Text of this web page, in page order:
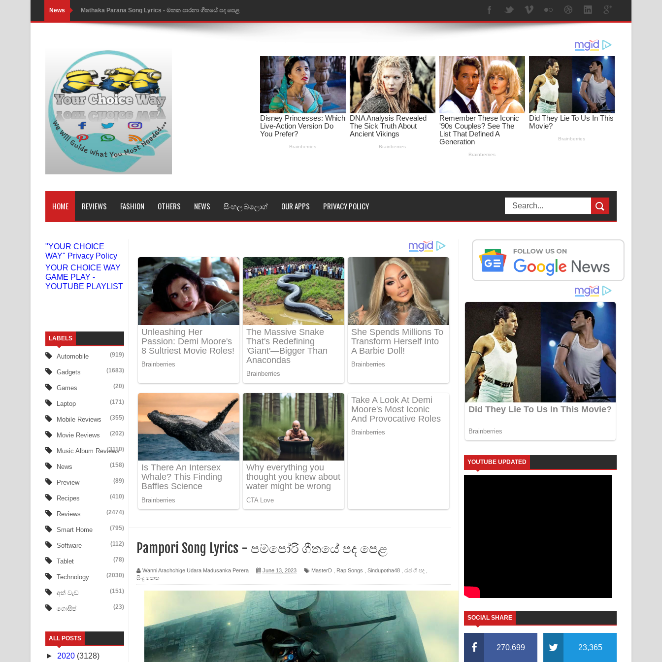
News Nimnadhen Song Lyrics - නිම්නාදෙන් ගීතයේ පද පෙළ
Obamai Mage Adare Song Lyrics - ඔබමයි මගේ ආදරේ ගීතයේ පද පෙළ
Pansal Gihin Song Lyrics - පන්සල් ගිහිං ගීතයේ පද පෙළ
Ankeliya Song Lyrics - අංකෙළිය ගීතයේ පද පෙළ
DEAR GOD Song Lyrics - ඩියර් ගෝඩ් ගීතයේ පද පෙළ
MANAMALA KATHA Song Lyrics - මනමාල කතා ගීතයේ පද පෙළ
Dai Dai Lyrics - Shakira, Burna Boy | 2026 football world cup song lyrics
Lassana Amma Song Lyrics - ලස්සන අම්මා ගීතයේ පද පෙළ
Gemak Deela Song Lyrics - ගේමක් දීලා ගීතයේ පද පෙළ
Doni Song Lyrics - දෝණි ගීතයේ පද පෙළ
Benthara Palame Song Lyrics - බෙන්තර පාලමේ ගීතයේ පද පෙළ
Sanda Babalena Song Lyrics - සඳ බැබලෙන ගීතයේ පද පෙළ
Adare Wadi Nisa Song Lyrics - ආදරේ වැඩි නිසා ගීතයේ පද පෙළ
UNUHUMA Song Lyrics - උණුහුම ගීතයේ පද පෙළ
Katakara Song Lyrics - කටකාර ගීතයේ පද පෙළ
Tharu Yaye Dilena Song Lyrics - තරු යායේ දිලෙනා ගීතයේ පද පෙළ
Ow Man Sosa Song Lyrics - ඔව් මං සෝසා ගීතයේ පද පෙළ
Heavy Weight Song Lyrics
Aye Lanweela Song Lyrics - ආයේ ලංවීලා ගීතයේ පද පෙළ
Ala purannata Song Lyrics - ආල පුරන්නට ගීතයේ පද පෙළ
FEVER DREAM Lyrics - Alex Warren
BTS : Hooligan Lyrics
Apa Hamuwee Song Lyrics - අප හමුවී ගීතයේ පද පෙළ
PATHINIYE Song Lyrics - පතිනියනේ ගීතයේ පද පෙළ
Sorry Sir Song Lyrics - සොරි සර් ගීතයේ පද පෙළ
Mathaka Aluthin Liyanna Song Lyrics - මතක අලුතින් ලියන්න ගීතයේ පද පෙළ
Sandak Awith Song Lyrics - සඳක් ඇවිත් ගීතයේ පද පෙළ
Swetha Sande Song Lyrics - ශ්වේත සඳේ ගීතයේ පද පෙළ
Ma Igili Giya Lyrics - මා ඉගිලී ගියා ගීතයේ පද පෙළ
HOME REVIEWS FASHION OTHERS NEWS සිංහල බ්ලොග් OUR APPS PRIVACY POLICY
"YOUR CHOICE
WAY" Privacy Policy
YOUR CHOICE WAY
GAME PLAY -
YOUTUBE PLAYLIST
LABELS
Automobile (919)
Gadgets (1683)
Games (20)
Laptop (171)
Mobile Reviews (355)
Movie Reviews (202)
Music Album Reviews
(3110)
News (158)
Preview (89)
Recipes (410)
Reviews (2474)
Smart Home (795)
Software (112)
Tablet (78)
Technology (2030)
අත් වැඩ (151)
ගොසිප් (23)
ALL POSTS
► 2020 (3128)
Pampori Song Lyrics - පම්පෝරි ගීතයේ පද පෙළ
Wanni Arachchige Udara Madusanka Perera June 13, 2023 MasterD Rap Songs Sindupotha48 රැප් ගී පද
සිංදු පොත
YOUTUBE UPDATED
SOCIAL SHARE
270,699 23,365